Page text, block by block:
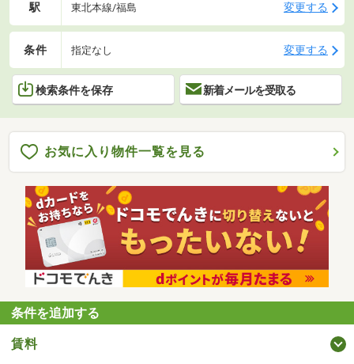
駅 東北本線/福島 変更する
条件 指定なし 変更する
検索条件を保存 新着メールを受取る
お気に入り物件一覧を見る
条件を追加する
賃料